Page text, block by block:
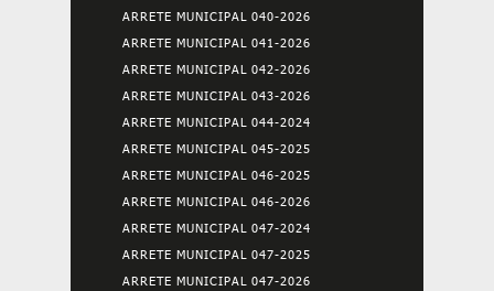
ARRETE MUNICIPAL 040-2026
ARRETE MUNICIPAL 041-2026
ARRETE MUNICIPAL 042-2026
ARRETE MUNICIPAL 043-2026
ARRETE MUNICIPAL 044-2024
ARRETE MUNICIPAL 045-2025
ARRETE MUNICIPAL 046-2025
ARRETE MUNICIPAL 046-2026
ARRETE MUNICIPAL 047-2024
ARRETE MUNICIPAL 047-2025
ARRETE MUNICIPAL 047-2026